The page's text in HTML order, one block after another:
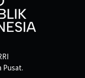
Pusat.